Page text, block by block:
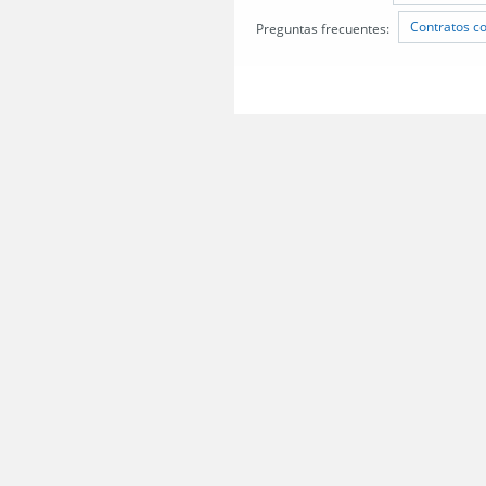
Preguntas frecuentes: Contratos